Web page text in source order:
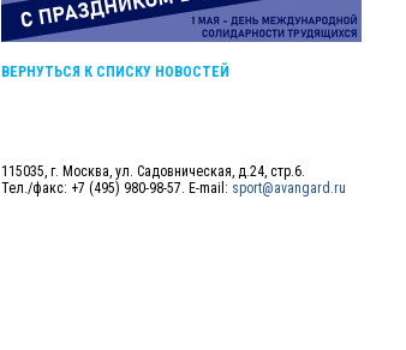
ВЕРНУТЬСЯ К СПИСКУ НОВОСТЕЙ
115035, г. Москва, ул. Садовническая, д.24, стр.6.
Тел./факс: +7 (495) 980-98-57. E-mail: sport@avangard.ru